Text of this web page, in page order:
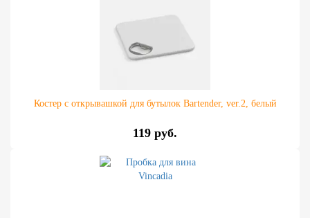
Костер с открывашкой для бутылок Bartender, ver.2, белый
119 руб.